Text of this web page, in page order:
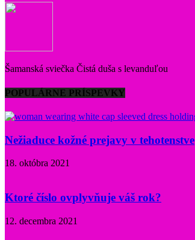
Šamanská sviečka Čistá duša s levanduľou
POPULÁRNE PRÍSPEVKY
Nežiaduce kožné prejavy v tehotenstve
18. októbra 2021
Ktoré číslo ovplyvňuje váš rok?
12. decembra 2021